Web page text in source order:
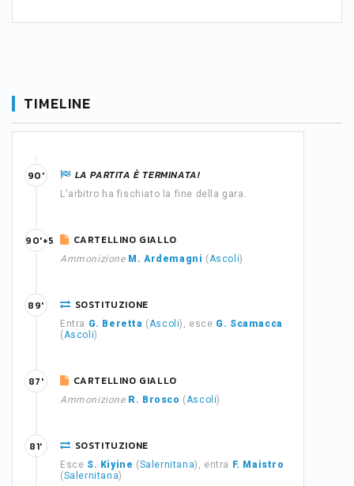
TIMELINE
LA PARTITA È TERMINATA!
L'arbitro ha fischiato la fine della gara.
90'
CARTELLINO GIALLO
Ammonizione M. Ardemagni (Ascoli)
90'+5
SOSTITUZIONE
Entra G. Beretta (Ascoli), esce G. Scamacca
(Ascoli)
89'
CARTELLINO GIALLO
Ammonizione R. Brosco (Ascoli)
87'
SOSTITUZIONE
Esce S. Kiyine (Salernitana), entra
F. Maistro
(Salernitana)
81'